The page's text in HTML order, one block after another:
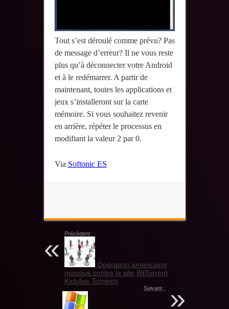
Tout s’est déroulé comme prévu? Pas
de message d’erreur? Il ne vous reste
plus qu’à déconnecter votre Android
et à le redémarrer. A partir de
maintenant, toutes les applications et
jeux s’installeront sur la carte
mémoire. Si vous souhaitez revenir
en arrière, répéter le processus en
modifiant la valeur 2 par 0.
Via Softonic ES
Précédent :
Opération américaine
massive contre le site BitTorrent
KickAss Torrents
Suivant :